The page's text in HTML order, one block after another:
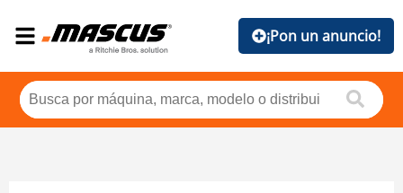
¡Pon un anuncio!